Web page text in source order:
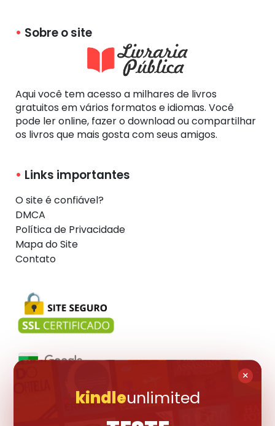
Sobre o site
Aqui você tem acesso a milhares de livros
gratuitos em vários formatos e idiomas. Você
pode ler online, fazer o download ou compartilhar
os livros que mais gosta com seus amigos.
Links importantes
O site é confiável?
DMCA
Política de Privacidade
Mapa do Site
Contato
×
kindleunlimited